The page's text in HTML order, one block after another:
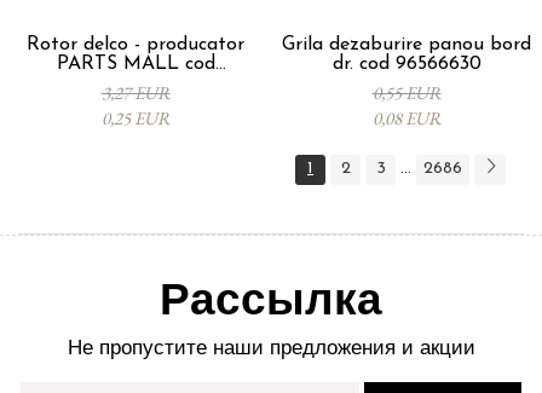
Rotor delco - producator
PARTS MALL cod
33310A78B00-000
3,27 EUR
0,25 EUR
Grila dezaburire panou bord
dr. cod 96566630
0,55 EUR
0,08 EUR
1 2 3 ... 2686
Рассылка
Не пропустите наши предложения и акции